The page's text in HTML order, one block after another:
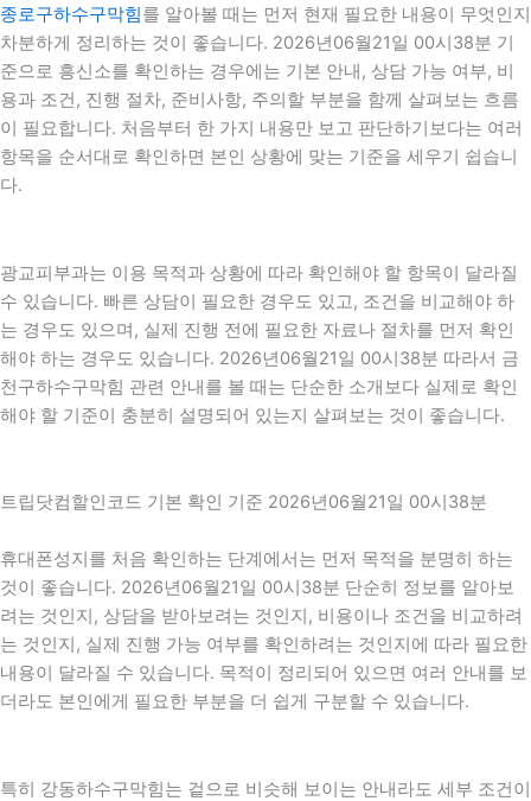
종로구하수구막힘를 알아볼 때는 먼저 현재 필요한 내용이 무엇인지
차분하게 정리하는 것이 좋습니다. 2026년06월21일 00시38분 기
준으로 흥신소를 확인하는 경우에는 기본 안내, 상담 가능 여부, 비
용과 조건, 진행 절차, 준비사항, 주의할 부분을 함께 살펴보는 흐름
이 필요합니다. 처음부터 한 가지 내용만 보고 판단하기보다는 여러
항목을 순서대로 확인하면 본인 상황에 맞는 기준을 세우기 쉽습니
다.
광교피부과는 이용 목적과 상황에 따라 확인해야 할 항목이 달라질
수 있습니다. 빠른 상담이 필요한 경우도 있고, 조건을 비교해야 하
는 경우도 있으며, 실제 진행 전에 필요한 자료나 절차를 먼저 확인
해야 하는 경우도 있습니다. 2026년06월21일 00시38분 따라서 금
천구하수구막힘 관련 안내를 볼 때는 단순한 소개보다 실제로 확인
해야 할 기준이 충분히 설명되어 있는지 살펴보는 것이 좋습니다.
트립닷컴할인코드 기본 확인 기준 2026년06월21일 00시38분
휴대폰성지를 처음 확인하는 단계에서는 먼저 목적을 분명히 하는
것이 좋습니다. 2026년06월21일 00시38분 단순히 정보를 알아보
려는 것인지, 상담을 받아보려는 것인지, 비용이나 조건을 비교하려
는 것인지, 실제 진행 가능 여부를 확인하려는 것인지에 따라 필요한
내용이 달라질 수 있습니다. 목적이 정리되어 있으면 여러 안내를 보
더라도 본인에게 필요한 부분을 더 쉽게 구분할 수 있습니다.
특히 강동하수구막힘는 겉으로 비슷해 보이는 안내라도 세부 조건이